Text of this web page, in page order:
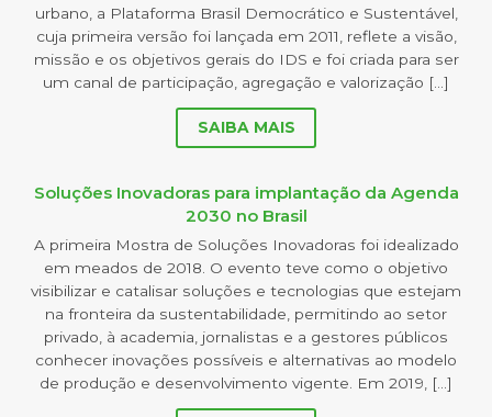
urbano, a Plataforma Brasil Democrático e Sustentável,
cuja primeira versão foi lançada em 2011, reflete a visão,
missão e os objetivos gerais do IDS e foi criada para ser
um canal de participação, agregação e valorização […]
SAIBA MAIS
Soluções Inovadoras para implantação da Agenda
2030 no Brasil
A primeira Mostra de Soluções Inovadoras foi idealizado
em meados de 2018. O evento teve como o objetivo
visibilizar e catalisar soluções e tecnologias que estejam
na fronteira da sustentabilidade, permitindo ao setor
privado, à academia, jornalistas e a gestores públicos
conhecer inovações possíveis e alternativas ao modelo
de produção e desenvolvimento vigente. Em 2019, […]